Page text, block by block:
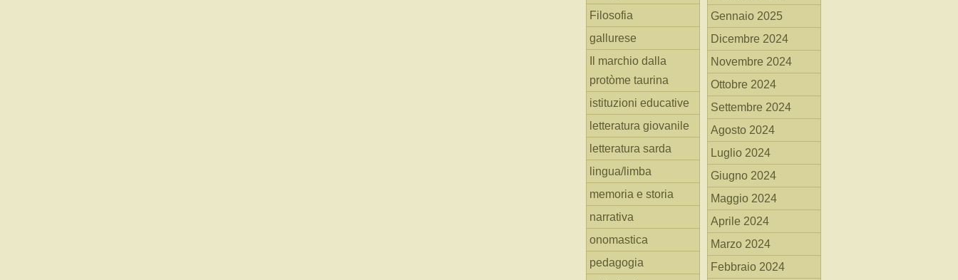
Filosofia
gallurese
Il marchio dalla
protòme taurina
istituzioni educative
letteratura giovanile
letteratura sarda
lingua/limba
memoria e storia
narrativa
onomastica
pedagogia
Gennaio 2025
Dicembre 2024
Novembre 2024
Ottobre 2024
Settembre 2024
Agosto 2024
Luglio 2024
Giugno 2024
Maggio 2024
Aprile 2024
Marzo 2024
Febbraio 2024